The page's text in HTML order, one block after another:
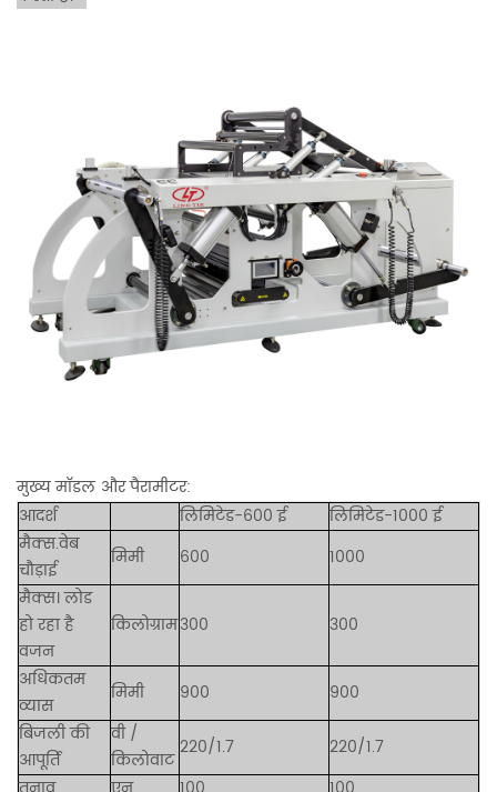
मुख्य मॉडल और पैरामीटर:
आदर्श
लिमिटेड-600 ई
लिमिटेड-1000 ई
मैक्स.वेब
चौड़ाई
मिमी 600
1000
मैक्स। लोड
हो रहा है
वजन
किलोग्राम300 300
अधिकतम
व्यास
मिमी 900
900
बिजली की
आपूर्ति
वी /
किलोवाट
220/1.7
220/1.7